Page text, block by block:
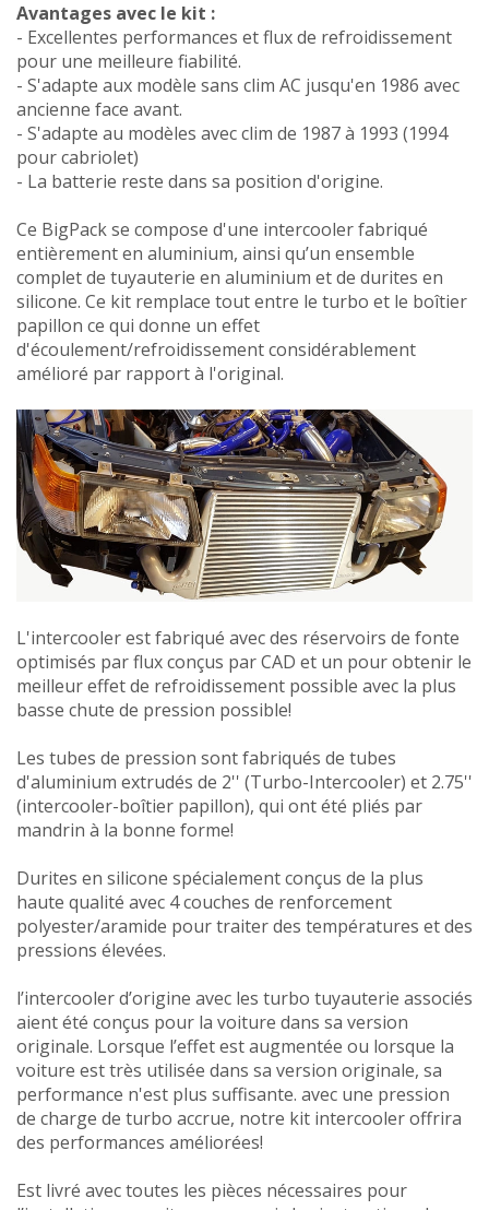
Avantages avec le kit :
- Excellentes performances et flux de refroidissement
pour une meilleure fiabilité.
- S'adapte aux modèle sans clim AC jusqu'en 1986 avec
ancienne face avant.
- S'adapte au modèles avec clim de 1987 à 1993 (1994
pour cabriolet)
- La batterie reste dans sa position d'origine.
Ce BigPack se compose d'une intercooler fabriqué
entièrement en aluminium, ainsi qu’un ensemble
complet de tuyauterie en aluminium et de durites en
silicone. Ce kit remplace tout entre le turbo et le boîtier
papillon ce qui donne un effet
d'écoulement/refroidissement considérablement
amélioré par rapport à l'original.
L'intercooler est fabriqué avec des réservoirs de fonte
optimisés par flux conçus par CAD et un pour obtenir le
meilleur effet de refroidissement possible avec la plus
basse chute de pression possible!
Les tubes de pression sont fabriqués de tubes
d'aluminium extrudés de 2'' (Turbo-Intercooler) et 2.75''
(intercooler-boîtier papillon), qui ont été pliés par
mandrin à la bonne forme!
Durites en silicone spécialement conçus de la plus
haute qualité avec 4 couches de renforcement
polyester/aramide pour traiter des températures et des
pressions élevées.
l’intercooler d’origine avec les turbo tuyauterie associés
aient été conçus pour la voiture dans sa version
originale. Lorsque l’effet est augmentée ou lorsque la
voiture est très utilisée dans sa version originale, sa
performance n'est plus suffisante. avec une pression
de charge de turbo accrue, notre kit intercooler offrira
des performances améliorées!
Est livré avec toutes les pièces nécessaires pour